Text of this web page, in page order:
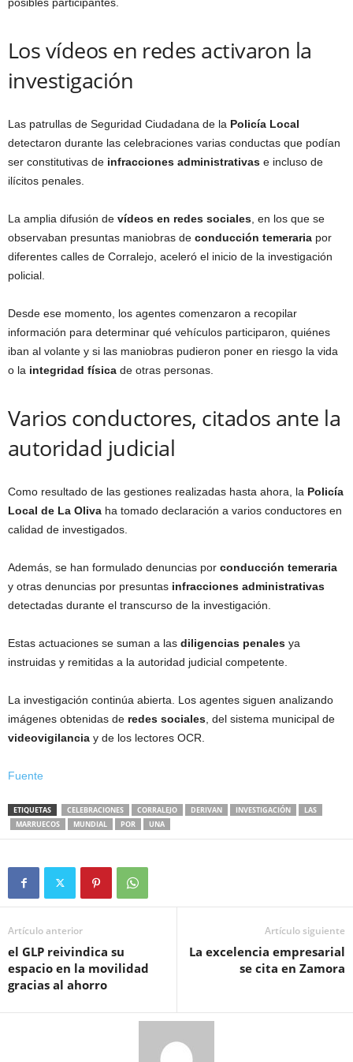
Los vídeos en redes activaron la
investigación
Las patrullas de Seguridad Ciudadana de la Policía Local
detectaron durante las celebraciones varias conductas que podían
ser constitutivas de infracciones administrativas e incluso de
ilícitos penales.
La amplia difusión de vídeos en redes sociales , en los que se
observaban presuntas maniobras de conducción temeraria por
diferentes calles de Corralejo, aceleró el inicio de la investigación
policial.
Desde ese momento, los agentes comenzaron a recopilar
información para determinar qué vehículos participaron, quiénes
iban al volante y si las maniobras pudieron poner en riesgo la vida
o la integridad física de otras personas.
Varios conductores, citados ante la
autoridad judicial
Como resultado de las gestiones realizadas hasta ahora, la Policía
Local de La Oliva ha tomado declaración a varios conductores en
calidad de investigados.
Además, se han formulado denuncias por conducción temeraria
y otras denuncias por presuntas infracciones administrativas
detectadas durante el transcurso de la investigación.
Estas actuaciones se suman a las diligencias penales ya
instruidas y remitidas a la autoridad judicial competente.
La investigación continúa abierta. Los agentes siguen analizando
imágenes obtenidas de redes sociales , del sistema municipal de
videovigilancia y de los lectores OCR.
Fuente
ETIQUETAS CELEBRACIONES CORRALEJO DERIVAN INVESTIGACIÓN
LAS
MARRUECOS
MUNDIAL POR UNA
Artículo anterior
el GLP reivindica su
espacio en la movilidad
gracias al ahorro
Artículo siguiente
La excelencia empresarial
se cita en Zamora